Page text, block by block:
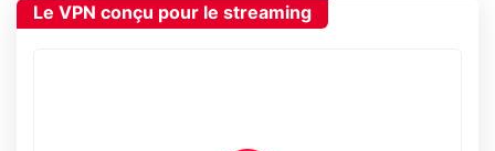
Le VPN conçu pour le streaming